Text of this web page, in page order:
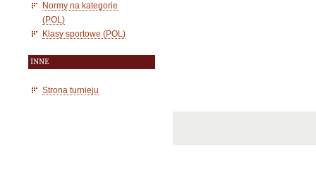
Normy na kategorie
(POL)
Klasy sportowe (POL)
INNE
Strona turnieju